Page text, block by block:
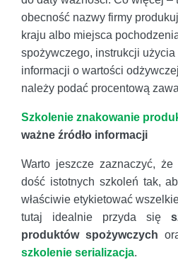
obecność nazwy firmy
kraju albo miejsca
spożywczego, instrukcji
informacji o wartości
należy podać procentową
Szkolenie znakowanie
ważne źródło informacji
Warto jeszcze zaznaczyć,
dość istotnych szkoleń tak,
właściwie etykietować
tutaj idealnie przyda się
produktów spożywczych
szkolenie serializacja.